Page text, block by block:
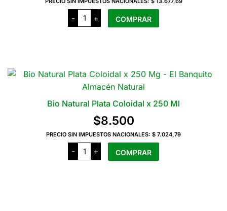
-
Crinway
Polen
x
+ COMPRAR
Bio Natural Plata Coloidal x 250 Ml
$8.500
PRECIO SIN IMPUESTOS NACIONALES: $ 7.024,79
-
Bio
Natural
Plata
+ COMPRAR